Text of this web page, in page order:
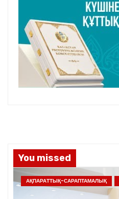
You missed
АҚПАРАТТЫҚ-САРАПТАМАЛЫҚ